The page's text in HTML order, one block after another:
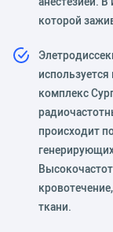
которой
комплекс
происходит
ткани.